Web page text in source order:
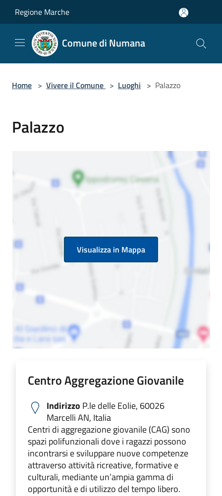
Regione Marche
Comune di Numana
Home > Vivere il Comune > Luoghi > Palazzo
Palazzo
Visualizza in Mappa
Centro Aggregazione Giovanile
Indirizzo P.le delle Eolie, 60026
Marcelli AN, Italia
Centri di aggregazione giovanile (CAG) sono
spazi polifunzionali dove i ragazzi possono
incontrarsi e sviluppare nuove competenze
attraverso attività ricreative, formative e
culturali, mediante un’ampia gamma di
opportunità e di utilizzo del tempo libero.